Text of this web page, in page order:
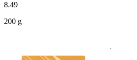
8.49
200 g